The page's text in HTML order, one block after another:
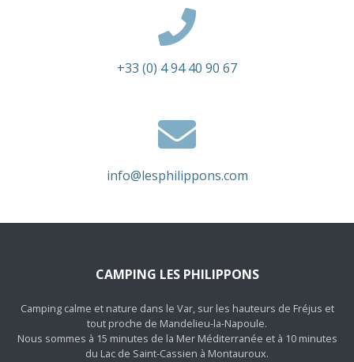
+33 (0) 4 94 40 90 67
info@lesphilippons.com
CAMPING LES PHILIPPONS
Camping calme et nature dans le Var, sur les hauteurs de Fréjus et
tout proche de Mandelieu-la-Napoule.
Nous sommes à 15 minutes de la Mer Méditerranée et à 10 minutes
du Lac de Saint-Cassien à Montauroux.